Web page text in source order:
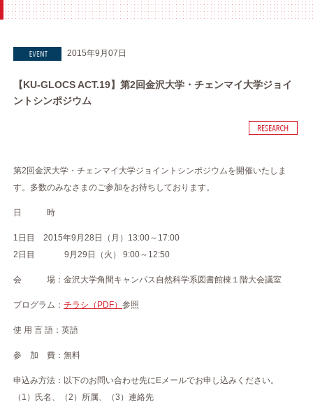
2015年9月07日
【KU-GLOCS ACT.19】第2回金沢大学・チェンマイ大学ジョイ
ントシンポジウム
第2回金沢大学・チェンマイ大学ジョイントシンポジウムを開催いたしま
す。多数のみなさまのご参加をお待ちしております。
日 時
1日目 2015年9月28日（月）13:00～17:00
2日目 9月29日（火） 9:00～12:50
会 場：金沢大学角間キャンパス自然科学系図書館棟１階大会議室
プログラム：チラシ（PDF）参照
使 用 言 語：英語
参 加 費：無料
申込み方法：以下のお問い合わせ先にEメールでお申し込みください。
（1）氏名、（2）所属、（3）連絡先